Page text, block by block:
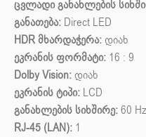
ცვლადი განახლების
განათება: Direct LED
HDR მხარდაჭერა: დიახ
ეკრანის ფორმატი: 16 : 9
Dolby Vision: დიახ
ეკრანის ტიპი: LCD
განახლების სიხშირე:60 Hz
RJ-45 (LAN): 1